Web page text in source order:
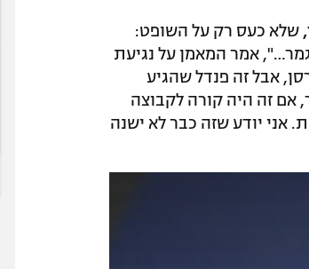
שלא כעס רק על השופט:
אמר המאמן על נגיעת
אבל זה פנדל שהגיע
נגמר, אם זה היה קורה לקבוצה
אני יודע שזה כבר לא ישנה